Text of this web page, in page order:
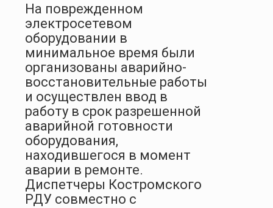
На поврежденном
электросетевом
оборудовании в
минимальное время были
организованы аварийно-
восстановительные работы
и осуществлен ввод в
работу в срок разрешенной
аварийной готовности
оборудования,
находившегося в момент
аварии в ремонте.
Диспетчеры Костромского
РДУ совместно с